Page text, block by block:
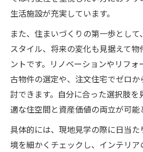
不動産選びで理想のインテ
術
千葉市で失敗しない不動
インテリア視点で見る不
ライフスタイルに合う不動
不動産の構造が住まいに
リノベーション計画に役立つ
生活施設が充実しています。
また、住まいづくりの第一歩とし
スタイル、将来の変化も見据えて
ントです。リノベーションやリフ
古物件の選定や、注文住宅でゼロ
討できます。自分に合った選択肢を
適な住空間と資産価値の両立が可能
具体的には、現地見学の際に日当
境を細かくチェックし、インテリ